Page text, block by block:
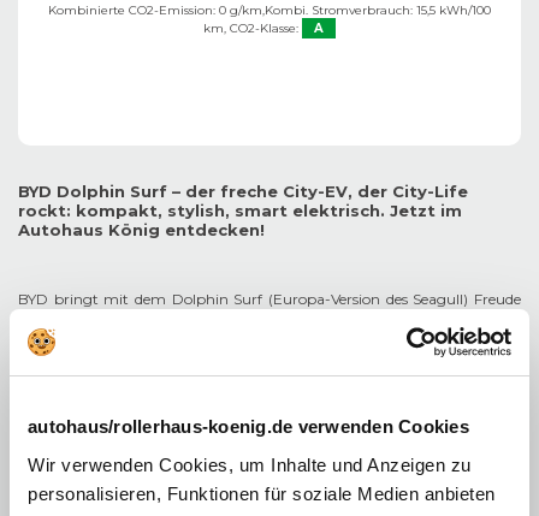
autohaus/rollerhaus-koenig.de verwenden Cookies
Wir verwenden Cookies, um Inhalte und Anzeigen zu
personalisieren, Funktionen für soziale Medien anbieten
Kombinierte CO2-Emission: 0 g/km,Kombi. Stromverbrauch: 15,5 kWh/100
km, CO2-Klasse: A
BYD Dolphin Surf – der freche City-EV, der City-Life
rockt: kompakt, stylish, smart elektrisch. Jetzt im
Autohaus König entdecken!
BYD bringt mit dem Dolphin Surf (Europa-Version des Seagull) Freude
Battery-Sicherheit und e-Platform 3.0 Kompetenz.
Angaben gemäß den europäischen Versionen).
Schnell: DC-Laden 65–85 kW,30–80 % in nur 30 Minuten
umgeklappten Sitzen, über 20 smarte Stauräume.
Super-Sicher: Blade-Battery, e-Platform 3.0, serienmäßige
ADAS, sechs Airbags.